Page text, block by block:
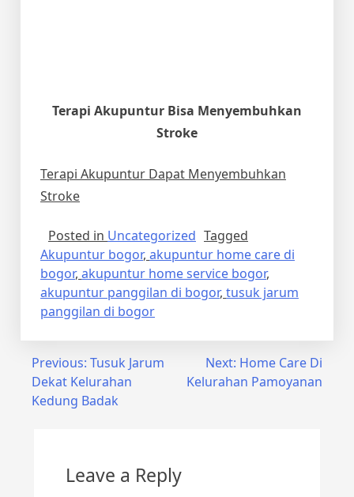
Terapi Akupuntur Bisa Menyembuhkan
Stroke
Terapi Akupuntur Dapat Menyembuhkan
Stroke
Posted in Uncategorized Tagged
Akupuntur bogor, akupuntur home care di
bogor, akupuntur home service bogor,
akupuntur panggilan di bogor, tusuk jarum
panggilan di bogor
Post
navigation
Previous: Tusuk Jarum
Dekat Kelurahan
Kedung Badak
Next: Home Care Di
Kelurahan Pamoyanan
Leave a Reply